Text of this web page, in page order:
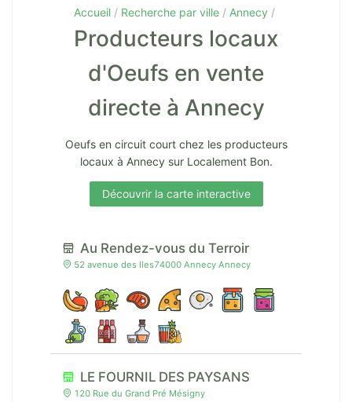
Accueil Recherche par ville Annecy
Producteurs locaux
d'Oeufs en vente
directe à Annecy
Oeufs en circuit court chez les producteurs
locaux à Annecy sur Localement Bon.
Découvrir la carte interactive
Au Rendez-vous du Terroir
52 avenue des Iles74000 Annecy Annecy
LE FOURNIL DES PAYSANS
120 Rue du Grand Pré Mésigny